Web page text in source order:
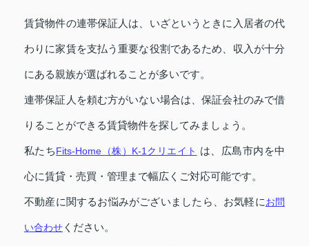
賃貸物件の連帯保証人は、いざというときに入居者の代
わりに家賃を支払う重要な役割であるため、収入が十分
にある親族が選ばれることが多いです。
連帯保証人を頼む方がいない場合は、保証会社のみで借
りることができる賃貸物件を探してみましょう。
私たちFits-Home（株）K-1クリエイト は、広島市内を中
心に賃貸・売買・管理まで幅広くご対応可能です。
不動産に関するお悩みがございましたら、お気軽にお問
い合わせ ください。